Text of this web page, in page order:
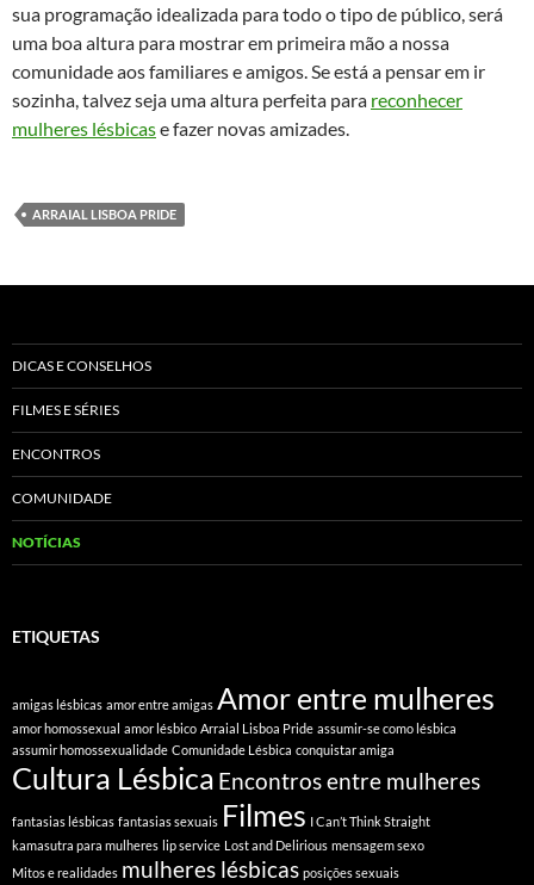
sua programação idealizada para todo o tipo de público, será
uma boa altura para mostrar em primeira mão a nossa
comunidade aos familiares e amigos. Se está a pensar em ir
sozinha, talvez seja uma altura perfeita para reconhecer
mulheres lésbicase fazer novas amizades.
ARRAIAL LISBOA PRIDE
DICAS E CONSELHOS
FILMES E SÉRIES
ENCONTROS
COMUNIDADE
NOTÍCIAS
ETIQUETAS
amigas lésbicas amor entre amigas Amor entre mulheres
amor homossexual amor lésbico Arraial Lisboa Pride assumir-se como lésbica
assumir homossexualidade Comunidade Lésbica conquistar amiga
Cultura Lésbica Encontros entre mulheres
fantasias lésbicas fantasias sexuais Filmes I Can’t Think Straight
kamasutra para mulheres lip service Lost and Delirious mensagem sexo
Mitos e realidades mulheres lésbicas posições sexuais